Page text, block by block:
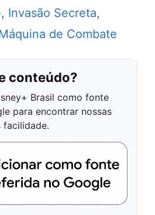
, Invasão Secreta,
de Combate
conteúdo?
Brasil como fonte
para encontrar nossas
facilidade.